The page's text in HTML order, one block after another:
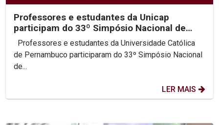
Professores e estudantes da Unicap
participam do 33º Simpósio Nacional de
História da ANPUH
de Pernambuco participaram do 33º Simpósio Nacional
de...
LER MAIS